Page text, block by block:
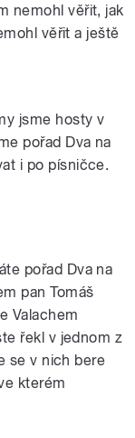
nemohl věřit, jak
věřit a ještě
jsme hosty v
pořad Dva na
i po písničce.
pořad Dva na
pan Tomáš
Valachem
řekl v jednom z
se v nich bere
kterém